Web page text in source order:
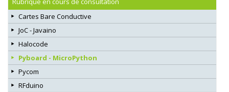
Cartes Bare Conductive
JoC - Javaino
Halocode
Pyboard - MicroPython
Pycom
RFduino